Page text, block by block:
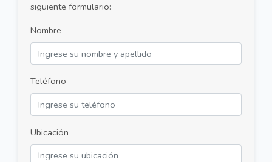
siguiente formulario:
Nombre
Teléfono
Ubicación